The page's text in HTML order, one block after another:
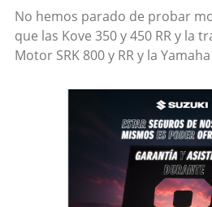
No hemos parado de probar
que las Kove 350 y 450 RR y la
Motor SRK 800 y RR y la Yamaha